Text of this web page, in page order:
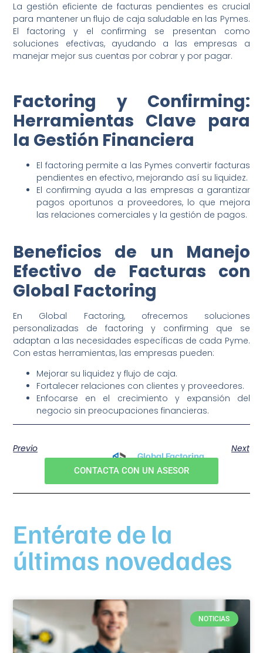
La gestión eficiente de facturas pendientes es crucial
para mantener un flujo de caja saludable en las Pymes.
El factoring y el confirming se presentan como
soluciones efectivas, ayudando a las empresas a
manejar mejor sus cuentas por cobrar y por pagar.
Factoring y Confirming:
Herramientas Clave para
la Gestión Financiera
El factoring permite a las Pymes convertir facturas
pendientes en efectivo, mejorando así su liquidez.
El confirming ayuda a las empresas a garantizar
pagos oportunos a proveedores, lo que mejora
las relaciones comerciales y la gestión de pagos.
Beneficios de un Manejo
Efectivo de Facturas con
Global Factoring
En Global Factoring, ofrecemos soluciones
personalizadas de factoring y confirming que se
adaptan a las necesidades específicas de cada Pyme.
Con estas herramientas, las empresas pueden:
Mejorar su liquidez y flujo de caja.
Fortalecer relaciones con clientes y proveedores.
Enfocarse en el crecimiento y expansión del
negocio sin preocupaciones financieras.
Previo Next
Global Factoring
Tu aliado financiero
CONTACTA CON UN ASESOR
Entérate de la
últimas novedades
NOTICIAS